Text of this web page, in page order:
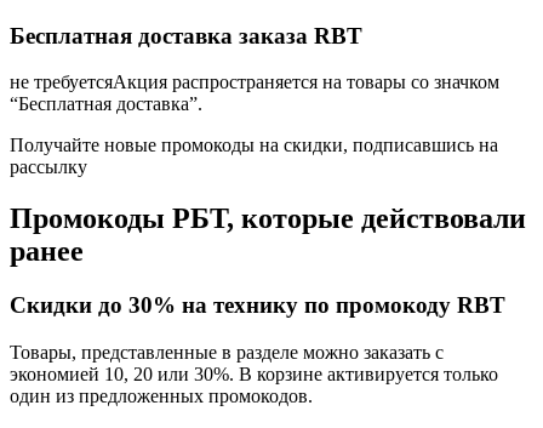
Бесплатная доставка заказа RBT
не требуетсяАкция распространяется на товары со значком
“Бесплатная доставка”.
Получайте новые промокоды на скидки, подписавшись на
рассылку
Промокоды РБТ, которые действовали
ранее
Скидки до 30% на технику по промокоду RBT
Товары, представленные в разделе можно заказать с
экономией 10, 20 или 30%. В корзине активируется только
один из предложенных промокодов.